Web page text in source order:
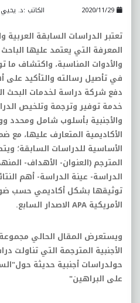
الكاتب :د.
تعتبر الدراسات السابقة العربية
المعرفة التي يعتمد عليها
والأدوات المناسبة، واكتشاف ما
في تأصيل رسالته والتأكيد
دفع شركة دراسة لخدمات البحث
خدمة توفير وترجمة وتلخيص
والأجنبية بأسلوب شامل ومحدد
الأكاديمية المتعارف عليها، مع
الأساسية للدراسات السابقة؛
المترجم (العنوان- الأهداف-
الدراسة- عينة الدراسة- أهم
توثيقها بشكل أكاديمي حسب
الأمريكية APA الاصدار السابع.
ويستعرض المقال الحالي
الأجنبية المترجمة التي تناولت
حولدراسات أجنبية حديثة
على البراهين"